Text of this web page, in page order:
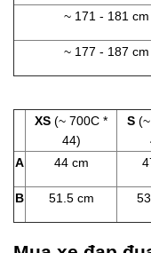
~ 171 - 181 cm
~ 177 - 187 cm
XS (~ 700C *
44)
S
A
44 cm
B 51.5 cm